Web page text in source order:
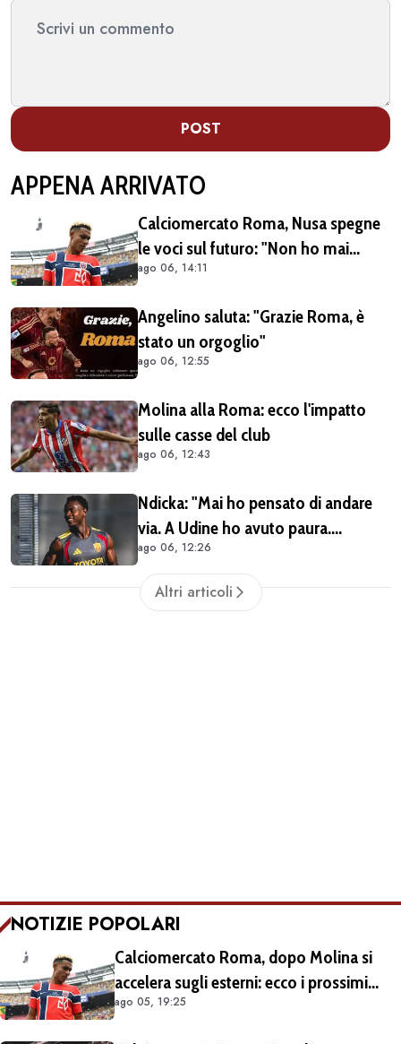
POST
APPENA ARRIVATO
Calciomercato Roma, Nusa spegne
le voci sul futuro: "Non ho mai
chiesto di lasciare il Lipsia. I media
vogliono"
ago 06, 14:11
Angelino saluta: "Grazie Roma, è
stato un orgoglio"
ago 06, 12:55
Molina alla Roma: ecco l'impatto
sulle casse del club
ago 06, 12:43
Ndicka: "Mai ho pensato di andare
via. A Udine ho avuto paura.
Pellegrini? Lo aspettiamo a braccia
aperte"
ago 06, 12:26
Altri articoli
NOTIZIE POPOLARI
Calciomercato Roma, dopo Molina si
accelera sugli esterni: ecco i prossimi
obiettivi
ago 05, 19:25